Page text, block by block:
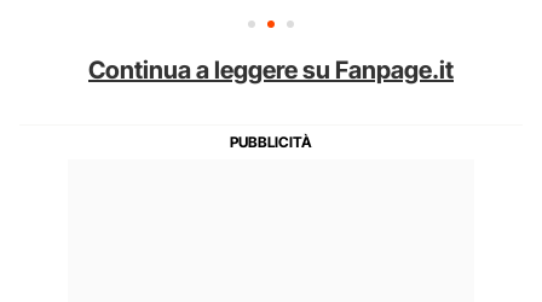
Continua a leggere su Fanpage.it